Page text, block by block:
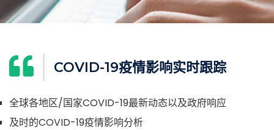
COVID-19疫情影响实时跟踪
全球各地区/国家COVID-19最新动态以及政府响应
及时的COVID-19疫情影响分析